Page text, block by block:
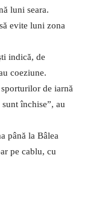
luni seara.
evite luni zona
indică, de
coeziune.
de iarnă
închise”, au
până la Bâlea
pe cablu, cu